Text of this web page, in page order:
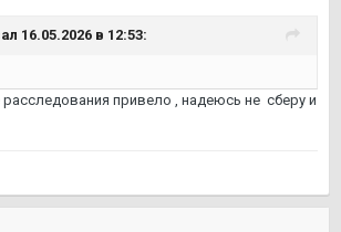
16.05.2026 в 12:53:
привело , надеюсь не сберу и